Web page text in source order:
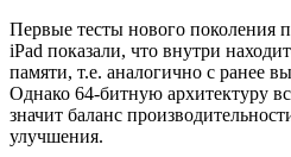
Первые тесты нового поколения
iPad показали, что внутри
памяти, т.е. аналогично с ранее
Однако 64-битную архитектуру
значит баланс
улучшения.